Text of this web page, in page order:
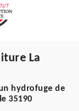
La
hydrofuge de
35190